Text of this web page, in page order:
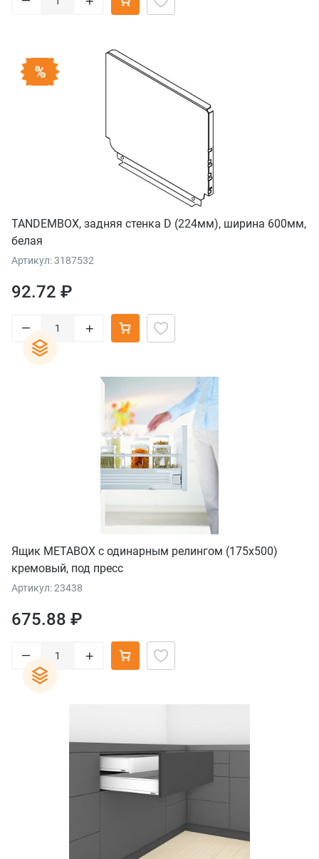
TANDEMBOX, задняя стенка D (224мм), ширина 600мм,
белая
Артикул: 3187532
92.72 ₽
– +
Ящик METABOX с одинарным релингом (175х500)
кремовый, под пресс
Артикул: 23438
675.88 ₽
– +